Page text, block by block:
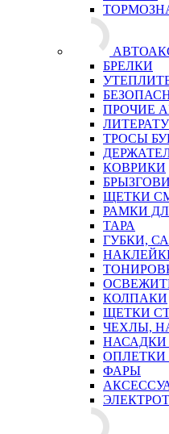
БРЕЛКИ
ПРОЧИЕ
ТРОСЫ
КОВРИКИ
ЩЕТКИ
РАМКИ
ТАРА
ГУБКИ,
КОЛПАКИ
ЩЕТКИ
ЧЕХЛЫ,
НАСАДКИ
ОПЛЕТКИ
ФАРЫ